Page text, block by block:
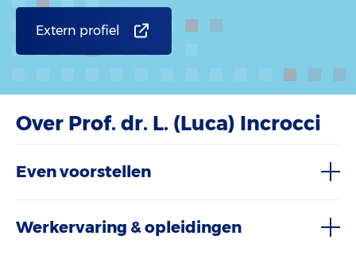
Extern profiel
Over Prof. dr. L. (Luca) Incrocci
Even voorstellen
Werkervaring & opleidingen